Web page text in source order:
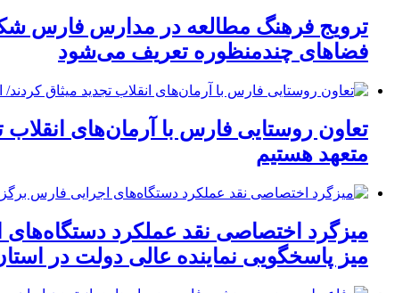
ترویج فرهنگ مطالعه در مدارس فارس
فضاهای چندمنظوره تعریف می‌شود
تعاون روستایی فارس با آرمان‌های
متعهد هستیم
میزگرد اختصاصی نقد عملکرد
میز پاسخگویی نماینده عالی دولت در